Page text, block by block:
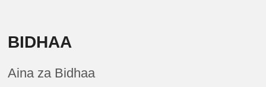
BIDHAA
Aina za Bidhaa